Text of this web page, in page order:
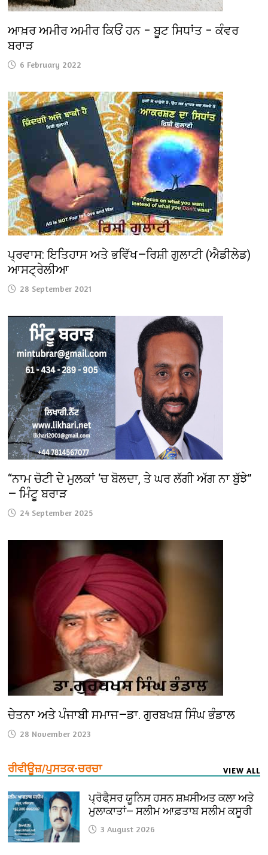
ਆਖ਼ਰ ਅਮੀਰ ਅਮੀਰ ਕਿਓਂ ਹਨ – ਬੂਟ ਸਿਧਾਂਤ – ਕੰਵਰ
ਬਰਾੜ
6 February 2022
ਪ੍ਰਵਾਸ: ਇਤਿਹਾਸ ਅਤੇ ਭਵਿੱਖ—ਰਿਸ਼ੀ ਗੁਲਾਟੀ (ਐਡੀਲੇਡ)
ਆਸਟ੍ਰੇਲੀਆ
28 September 2021
“ਨਾਮ ਚੋਟੀ ਦੇ ਮੁਲਕਾਂ ‘ਚ ਬੋਲਦਾ, ਤੇ ਘਰ ਲੱਗੀ ਅੱਗ ਨਾ ਬੁੱਝੇ”
— ਮਿੰਟੂ ਬਰਾੜ
24 September 2025
ਚੇਤਨਾ ਅਤੇ ਪੰਜਾਬੀ ਸਮਾਜ—ਡਾ. ਗੁਰਬਖਸ਼ ਸਿੰਘ ਭੰਡਾਲ
28 November 2023
ਰੀਵੀਊਜ਼/ਪੁਸਤਕ-ਚਰਚਾ VIEW ALL
ਪ੍ਰੋਫੈ਼ਸਰ ਯੂਨਿਸ ਹਸਨ ਸ਼ਖ਼ਸੀਅਤ ਕਲਾ ਅਤੇ
ਮੁਲਾਕਾਤਾਂ— ਸਲੀਮ ਆਫ਼ਤਾਬ ਸਲੀਮ ਕਸੂਰੀ
3 August 2026